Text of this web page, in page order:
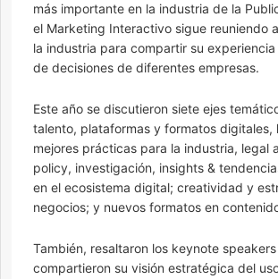
más importante en la industria de la
el Marketing Interactivo sigue reuniendo
la industria para compartir su
de decisiones de diferentes empresas.
Este año se discutieron siete ejes
talento, plataformas y formatos digitales,
mejores prácticas para la industria, legal
policy, investigación, insights &
en el ecosistema digital; creatividad y
negocios; y nuevos formatos en
También, resaltaron los keynote
compartieron su visión estratégica del